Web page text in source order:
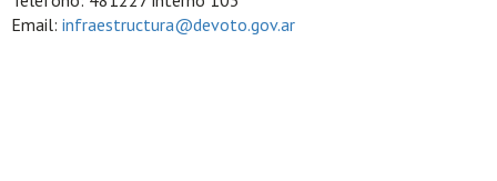
Email: infraestructura@devoto.gov.ar